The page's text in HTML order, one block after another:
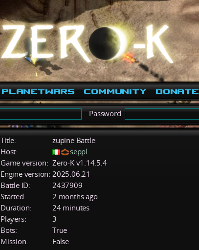
PlanetWars Community Donate
Password:
Title:
zupine Battle
Host:
seppl
Game version: Zero-K v1.14.5.4
Engine version: 2025.06.21
Battle ID:
2437909
Started:
2 months ago
Duration:
24 minutes
Players:
3
Bots:
True
Mission:
False